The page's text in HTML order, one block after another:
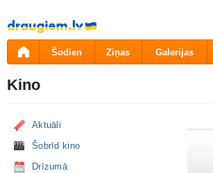
Pāriet
uz
saturu
Šodien Ziņas Galerijas
Kino
Aktuāli
Šobrīd kino
Drīzumā